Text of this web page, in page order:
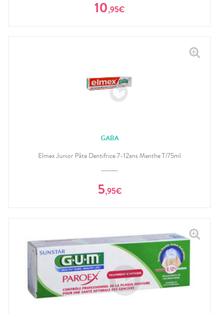
10,95€
GABA
Elmex Junior Pâte Dentifrice 7-12ans Menthe T/75ml
5,95€